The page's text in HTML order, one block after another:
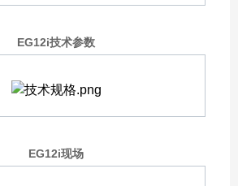
EG12i技术参数
EG12i现场